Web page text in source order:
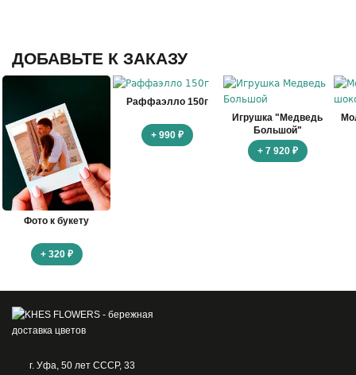
ДОБАВЬТЕ К ЗАКАЗУ
Фото к букету
+ 320 ₽
Раффаэлло 150г
+ 990 ₽
Игрушка "Медведь
Большой"
+ 7 920 ₽
г. Уфа, 50 лет СССР, 33